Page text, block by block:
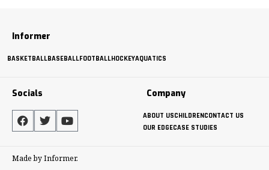
Informer
BASKETBALLBASEBALLFOOTBALLHOCKEYAQUATICS
Socials Company
ABOUT USCHILDRENCONTACT US
OUR EDGECASE STUDIES
Made by Informer.